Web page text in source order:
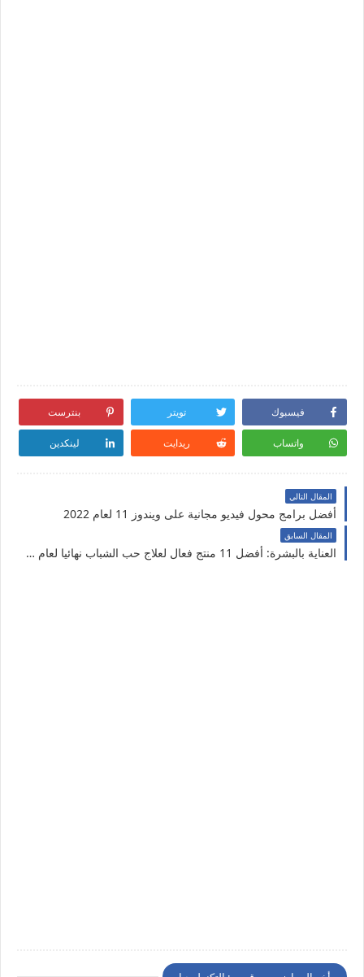
فيسبوك تويتر بنترست
واتساب ريدايت لينكدين
المقال التالي
أفضل برامج محول فيديو مجانية على ويندوز 11 لعام 2022
المقال السابق
العناية بالبشرة: أفضل 11 منتج فعال لعلاج حب الشباب نهائيا لعام 2022